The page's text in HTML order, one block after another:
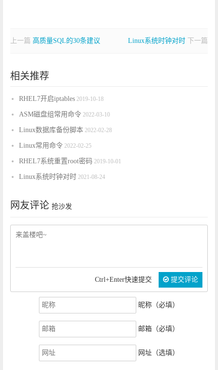
上一篇 高质量SQL的30条建议 Linux系统时钟对时 下一篇
相关推荐
RHEL7开启iptables 2019-10-18
ASM磁盘组常用命令 2022-03-10
Linux数据库备份脚本 2022-02-28
Linux常用命令 2022-02-25
RHEL7系统重置root密码 2019-10-01
Linux系统时钟对时 2021-08-24
网友评论 抢沙发
Ctrl+Enter快速提交 提交评论
昵称（必填）
邮箱（必填）
网址（选填）